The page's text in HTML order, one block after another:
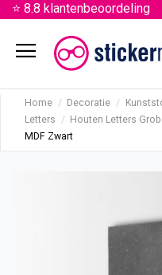
⭐ 8.8 klantenbeoordeling
menu
Home Decoratie
Letters
Houten Letters
MDF Zwart